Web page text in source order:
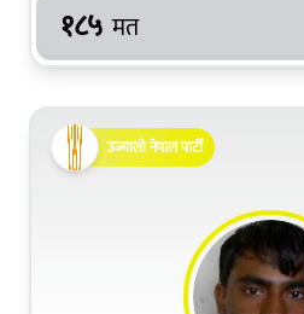
१८५ मत
उज्यालो नेपाल पार्टी